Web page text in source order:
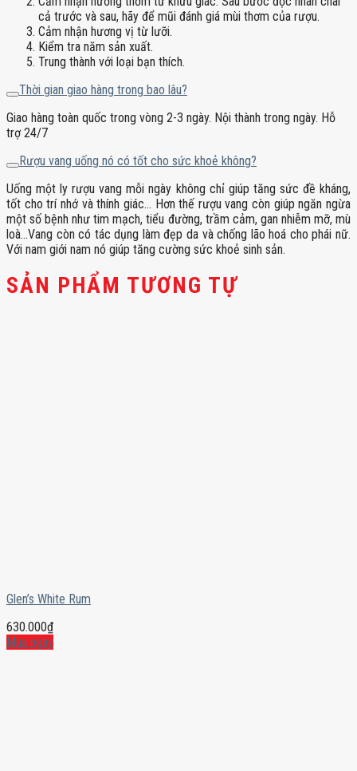
cả trước và sau, hãy để mũi đánh giá mùi thơm của rượu.
Cảm nhận hương vị từ lưỡi.
Kiểm tra năm sản xuất.
Trung thành với loại bạn thích.
Thời gian giao hàng trong bao lâu?
Giao hàng toàn quốc trong vòng 2-3 ngày. Nội thành trong ngày. Hỗ
trợ 24/7
Rượu vang uống nó có tốt cho sức khoẻ không?
Uống một ly rượu vang mỗi ngày không chỉ giúp tăng sức đề kháng,
tốt cho trí nhớ và thính giác… Hơn thế rượu vang còn giúp ngăn ngừa
một số bệnh như tim mạch, tiểu đường, trầm cảm, gan nhiễm mỡ, mù
loà…Vang còn có tác dụng làm đẹp da và chống lão hoá cho phái nữ.
Với nam giới nam nó giúp tăng cường sức khoẻ sinh sản.
SẢN PHẨM TƯƠNG TỰ
Glen’s White Rum
630.000₫
Mua ngay